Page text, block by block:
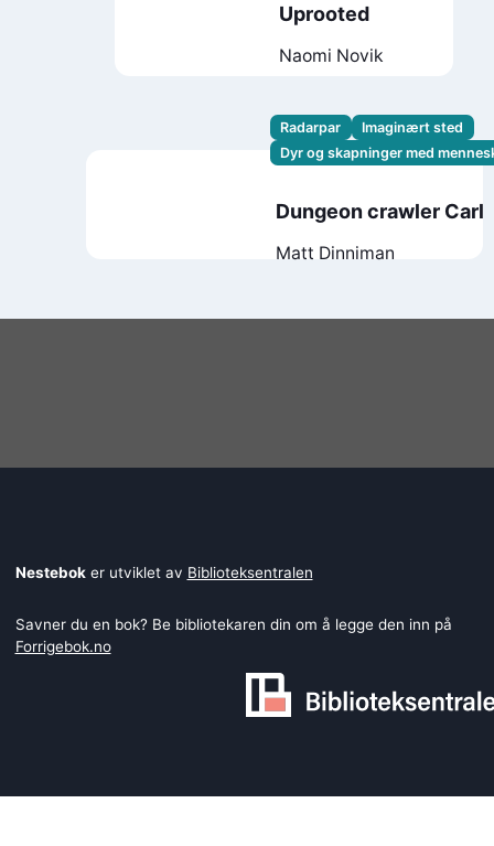
Uprooted
Naomi Novik
Radarpar
Imaginært sted
Dyr og skapninger med
Dungeon crawler Carl
Matt Dinniman
Nesteboker utviklet av Biblioteksentralen
Savner du en bok? Be bibliotekaren din om å legge den inn på
Forrigebok.no